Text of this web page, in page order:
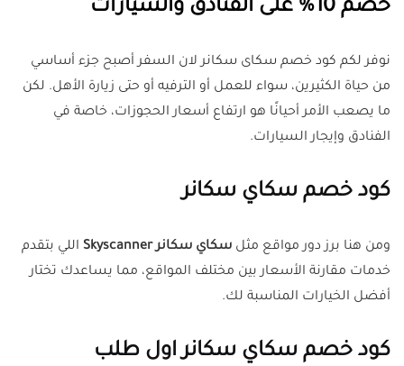
خصم 10% على الفنادق والسيارات
نوفر لكم كود خصم سكاى سكانر لان السفر أصبح جزء أساسي
من حياة الكثيرين، سواء للعمل أو الترفيه أو حتى زيارة الأهل. لكن
ما يصعب الأمر أحيانًا هو ارتفاع أسعار الحجوزات، خاصة في
الفنادق وإيجار السيارات.
كود خصم سكاي سكانر
ومن هنا برز دور مواقع مثل سكاي سكانر Skyscanner
اللي بتقدم
خدمات مقارنة الأسعار بين مختلف المواقع، مما يساعدك تختار
أفضل الخيارات المناسبة لك.
كود خصم سكاي سكانر اول طلب